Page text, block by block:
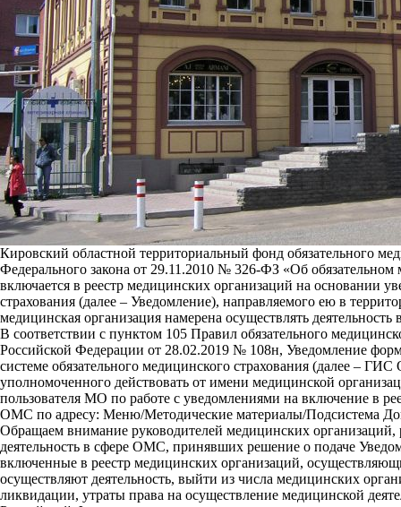
Кировский областной территориальный фонд обязательного
Федерального закона от 29.11.2010 № 326-ФЗ «Об
включается в реестр медицинских организаций на основании
страхования (далее – Уведомление), направляемого ею в
медицинская организация намерена осуществлять
В соответствии с пунктом 105 Правил обязательного
Российской Федерации от 28.02.2019 № 108н, Уведомление
системе обязательного медицинского страхования (далее –
уполномоченного действовать от имени медицинской
пользователя МО по работе с уведомлениями на включение в
ОМС по адресу: Меню/Методические материалы/
Обращаем внимание руководителей медицинских
деятельность в сфере ОМС, принявших решение о подаче
включенные в реестр медицинских организаций,
осуществляют деятельность, выйти из числа медицинских
ликвидации, утраты права на осуществление медицинской